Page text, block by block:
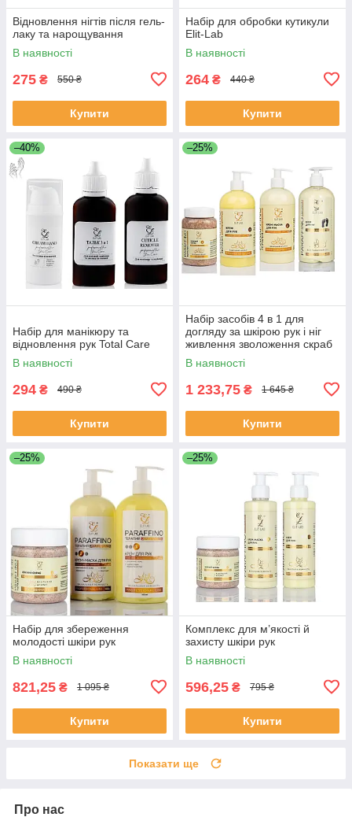
Відновлення нігтів після гель-
лаку та нарощування
В наявності
275 ₴ 550 ₴
Купити
Набір для обробки кутикули
Elit-Lab
В наявності
264 ₴ 440 ₴
Купити
–40%
Набір для манікюру та
відновлення рук Total Care
В наявності
294 ₴ 490 ₴
Купити
–25%
Набір засобів 4 в 1 для
догляду за шкірою рук і ніг
живлення зволоження скраб
маска крем Elit Lab ваніль
В наявності
1 233,75 ₴ 1 645 ₴
Купити
–25%
Набір для збереження
молодості шкіри рук
В наявності
821,25 ₴ 1 095 ₴
Купити
–25%
Комплекс для м’якості й
захисту шкіри рук
В наявності
596,25 ₴ 795 ₴
Купити
Показати ще
Про нас